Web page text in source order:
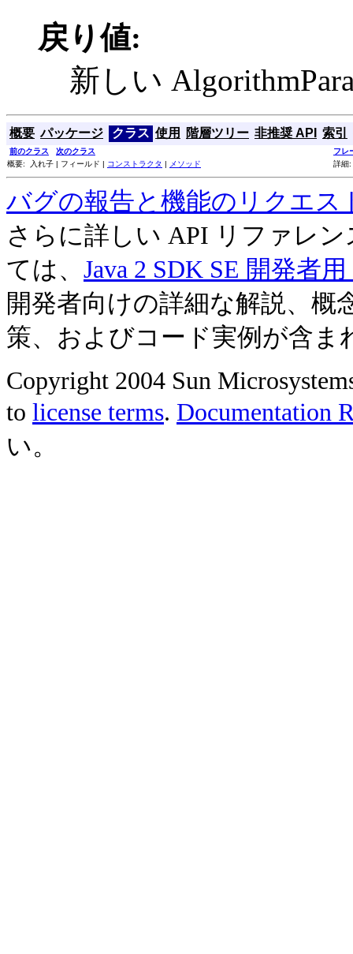
戻り値:
新しい
概要 パッケージ クラス 使用 階層ツリー 非推奨 API 索引
前のクラス 次のクラス
フレ
概要: 入れ子 | フィールド | コンストラクタ | メソッド 詳細
バグの報告と機能のリクエス
さらに詳しい API リファレ
ては、 Java 2 SDK SE 開発者
開発者向けの詳細な解説、概
策、およびコード実例が含ま
Copyright 2004 Sun
to license terms. Documentation
い。